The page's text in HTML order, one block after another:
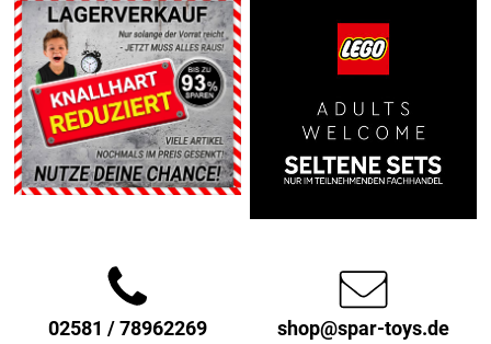
02581 / 78962269
shop@spar-toys.de